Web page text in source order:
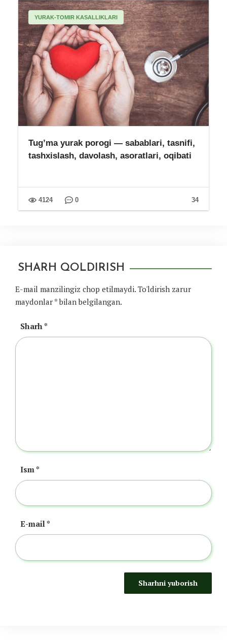
YURAK-TOMIR KASALLIKLARI
Tug’ma yurak porogi — sabablari, tasnifi,
tashxislash, davolash, asoratlari, oqibati
34
4124 0
SHARH QOLDIRISH
E-mail manzilingiz chop etilmaydi. To'ldirish zarur
maydonlar *bilan belgilangan.
Sharh*
Ism*
E-mail*